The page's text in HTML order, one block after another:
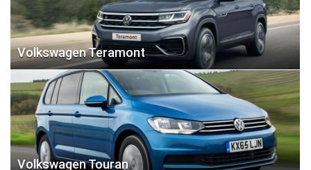
Volkswagen Teramont
Volkswagen Touran